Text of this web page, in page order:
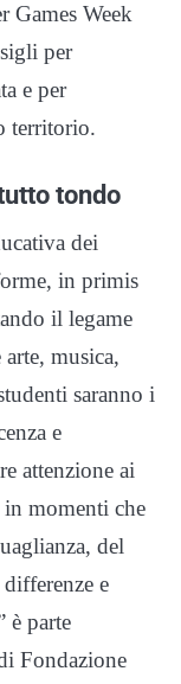
Games Week
per
e per
territorio.
tondo
dei
in primis
il legame
musica,
saranno i
e
attenzione ai
momenti che
del
e
è parte
Fondazione